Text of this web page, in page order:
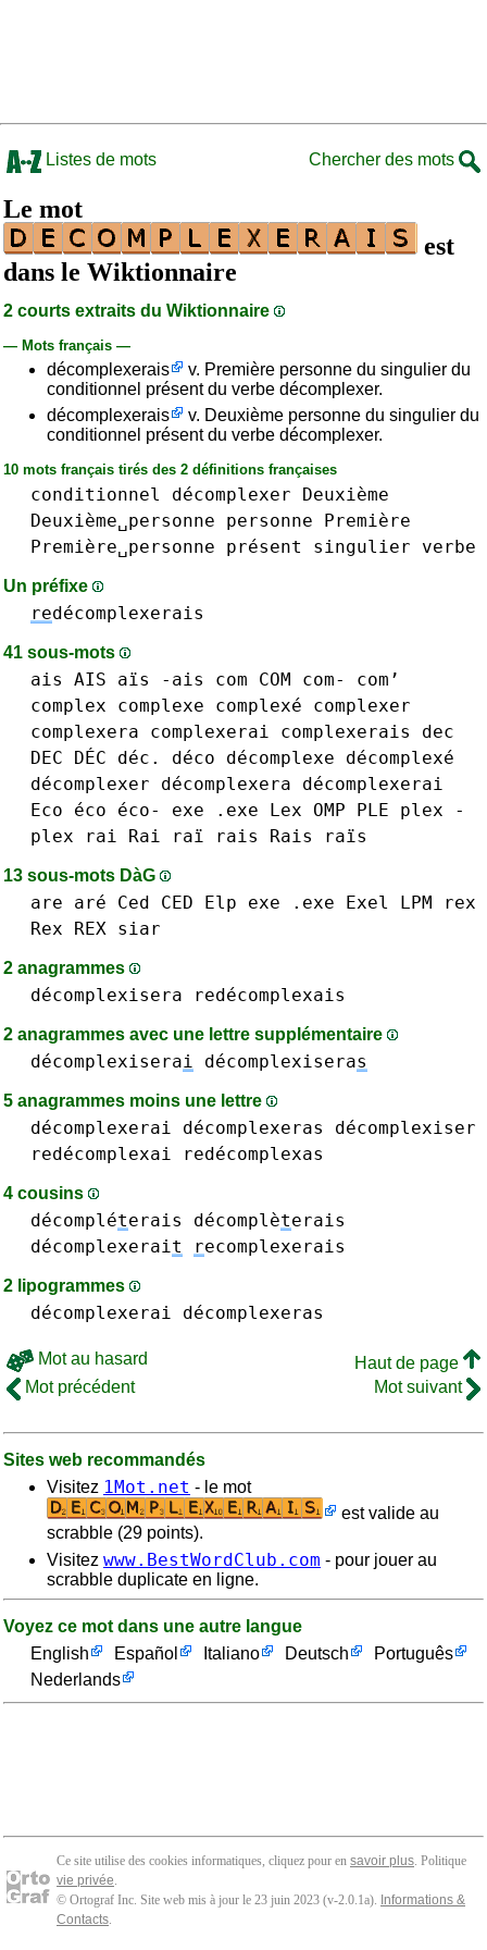
Listes de mots Chercher des mots
Le mot
est
dans le Wiktionnaire
2 courts extraits du Wiktionnaire
— Mots français —
décomplexerais
v. Première personne du singulier du
conditionnel présent du verbe décomplexer.
décomplexerais
v. Deuxième personne du singulier du
conditionnel présent du verbe décomplexer.
10 mots français tirés des 2 définitions françaises
conditionnel décomplexer
Deuxième
Deuxième␣personne
personne
Première
Première␣personne
présent singulier verbe
Un préfixe
redécomplexerais
41 sous-mots
ais AIS aïs -ais
com COM com- com’
complex
complexe complexé
complexer
complexera
complexerai complexerais
dec
DEC DÉC déc.
déco
décomplexe décomplexé
décomplexer
décomplexera
décomplexerai
Eco éco éco-
exe .exe Lex OMP PLE
plex -
plex
rai Rai raï rais Rais raïs
13 sous-mots DàG
are aré Ced CED Elp exe .exe Exel LPM
rex
Rex REX siar
2 anagrammes
décomplexisera redécomplexais
2 anagrammes avec une lettre supplémentaire
décomplexiserai décomplexiseras
5 anagrammes moins une lettre
décomplexerai décomplexeras
décomplexiser
redécomplexai
redécomplexas
4 cousins
décompléterais décomplèterais
décomplexerait recomplexerais
2 lipogrammes
décomplexerai décomplexeras
Mot au hasard
Haut de page
Mot précédent
Mot suivant
Sites web recommandés
Visitez 1Mot.net - le mot
est valide au
scrabble (29 points).
Visitez www.BestWordClub.com - pour jouer au
scrabble duplicate en ligne.
Voyez ce mot dans une autre langue
English
Español Italiano Deutsch
Português
Nederlands
Ce site utilise des cookies informatiques, cliquez pour en savoir plus. Politique
vie privée.
© Ortograf Inc. Site web mis à jour le 23 juin 2023 (v-2.0.1a). Informations &
Contacts.